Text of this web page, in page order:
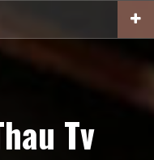
Tv